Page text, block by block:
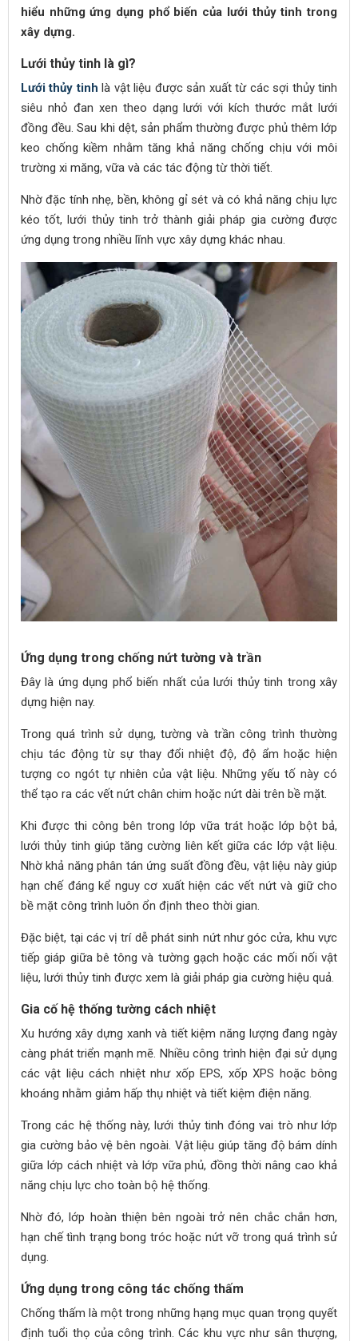
hiểu những ứng dụng phổ biến của lưới thủy tinh trong
xây dựng.
Lưới thủy tinh là gì?
Lưới thủy tinh là vật liệu được sản xuất từ các sợi thủy tinh
siêu nhỏ đan xen theo dạng lưới với kích thước mắt lưới
đồng đều. Sau khi dệt, sản phẩm thường được phủ thêm lớp
keo chống kiềm nhằm tăng khả năng chống chịu với môi
trường xi măng, vữa và các tác động từ thời tiết.
Nhờ đặc tính nhẹ, bền, không gỉ sét và có khả năng chịu lực
kéo tốt, lưới thủy tinh trở thành giải pháp gia cường được
ứng dụng trong nhiều lĩnh vực xây dựng khác nhau.
Ứng dụng trong chống nứt tường và trần
Đây là ứng dụng phổ biến nhất của lưới thủy tinh trong xây
dựng hiện nay.
Trong quá trình sử dụng, tường và trần công trình thường
chịu tác động từ sự thay đổi nhiệt độ, độ ẩm hoặc hiện
tượng co ngót tự nhiên của vật liệu. Những yếu tố này có
thể tạo ra các vết nứt chân chim hoặc nứt dài trên bề mặt.
Khi được thi công bên trong lớp vữa trát hoặc lớp bột bả,
lưới thủy tinh giúp tăng cường liên kết giữa các lớp vật liệu.
Nhờ khả năng phân tán ứng suất đồng đều, vật liệu này giúp
hạn chế đáng kể nguy cơ xuất hiện các vết nứt và giữ cho
bề mặt công trình luôn ổn định theo thời gian.
Đặc biệt, tại các vị trí dễ phát sinh nứt như góc cửa, khu vực
tiếp giáp giữa bê tông và tường gạch hoặc các mối nối vật
liệu, lưới thủy tinh được xem là giải pháp gia cường hiệu quả.
Gia cố hệ thống tường cách nhiệt
Xu hướng xây dựng xanh và tiết kiệm năng lượng đang ngày
càng phát triển mạnh mẽ. Nhiều công trình hiện đại sử dụng
các vật liệu cách nhiệt như xốp EPS, xốp XPS hoặc bông
khoáng nhằm giảm hấp thụ nhiệt và tiết kiệm điện năng.
Trong các hệ thống này, lưới thủy tinh đóng vai trò như lớp
gia cường bảo vệ bên ngoài. Vật liệu giúp tăng độ bám dính
giữa lớp cách nhiệt và lớp vữa phủ, đồng thời nâng cao khả
năng chịu lực cho toàn bộ hệ thống.
Nhờ đó, lớp hoàn thiện bên ngoài trở nên chắc chắn hơn,
hạn chế tình trạng bong tróc hoặc nứt vỡ trong quá trình sử
dụng.
Ứng dụng trong công tác chống thấm
Chống thấm là một trong những hạng mục quan trọng quyết
định tuổi thọ của công trình. Các khu vực như sân thượng,